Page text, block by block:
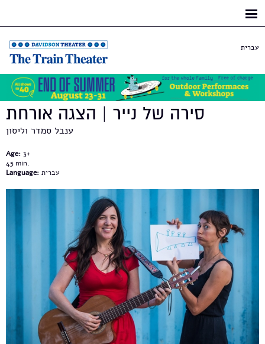
עברית
סירה של נייר | הצגה אורחת
ענבל סמדר וליסון
Age: 3+
45
Language: עברית